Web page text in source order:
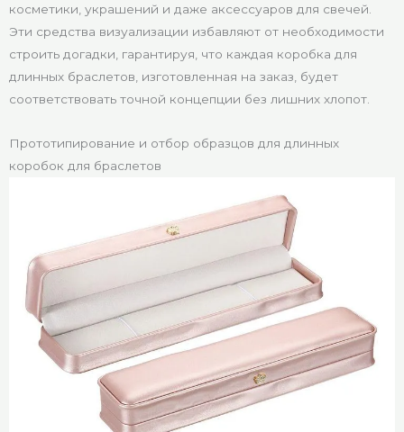
косметики, украшений и даже аксессуаров для свечей.
Эти средства визуализации избавляют от необходимости
строить догадки, гарантируя, что каждая коробка для
длинных браслетов, изготовленная на заказ, будет
соответствовать точной концепции без лишних хлопот.
Прототипирование и отбор образцов для длинных
коробок для браслетов